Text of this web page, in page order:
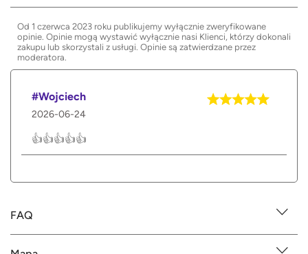
Od 1 czerwca 2023 roku publikujemy wyłącznie zweryfikowane
opinie. Opinie mogą wystawić wyłącznie nasi Klienci, którzy dokonali
zakupu lub skorzystali z usługi. Opinie są zatwierdzane przez
moderatora.
#Wojciech
2026-06-24
👍👍👍👍👍
FAQ